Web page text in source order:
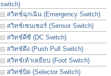
switch)
สวิทช์ฉุกเฉิน (Emergency Switch)
สวิทช์เซนเซอร์ (Sensor Switch)
สวิทช์ดีซี (DC Switch)
สวิทช์ดึง (Push Pull Switch)
สวิทช์เท้าเหยียบ (Foot Switch)
สวิทช์บิด (Selector Switch)